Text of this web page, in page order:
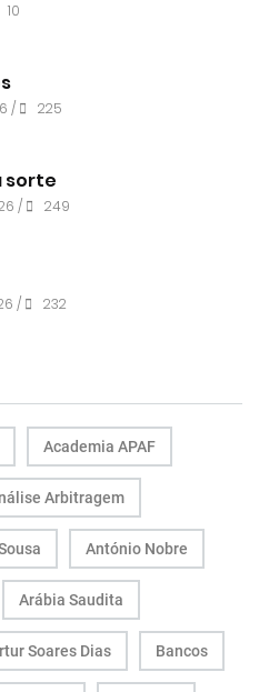
10
/ 225
sorte
/ 249
/ 232
Academia APAF
Arbitragem
António Nobre
Arábia Saudita
Soares Dias Bancos